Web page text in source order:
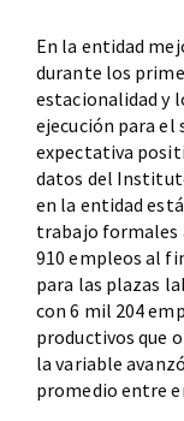
En la entidad
durante los
estacionalidad y
ejecución para el
expectativa
datos del
en la entidad
trabajo formales
910 empleos al
para las plazas
con 6 mil 204
productivos que
la variable
promedio entre